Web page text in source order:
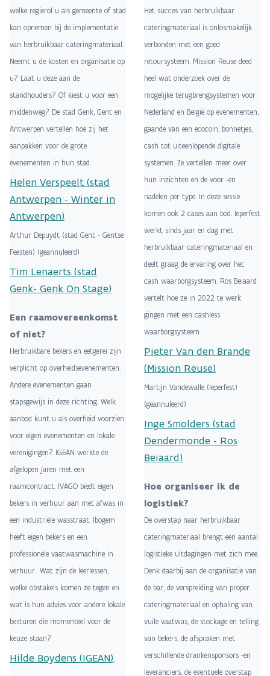
welke regierol u als gemeente of stad
kan opnemen bij de implementatie
van herbruikbaar cateringmateriaal.
Neemt u de kosten en organisatie op
u? Laat u deze aan de
standhouders? Of kiest u voor een
middenweg? De stad Genk, Gent en
Antwerpen vertellen hoe zij het
aanpakken voor de grote
evenementen in hun stad.
Helen Verspeelt (stad
Antwerpen - Winter in
Antwerpen)
Arthur Depuydt (stad Gent - Gentse
Feesten) (geannuleerd)
Tim Lenaerts (stad
Genk- Genk On Stage)
Een raamovereenkomst
of niet?
Herbruikbare bekers en eetgerei zijn
verplicht op overheidsevenementen.
Andere evenementen gaan
stapsgewijs in deze richting. Welk
aanbod kunt u als overheid voorzien
voor eigen evenementen en lokale
verenigingen? IGEAN werkte de
afgelopen jaren met een
raamcontract. IVAGO biedt eigen
bekers in verhuur aan met afwas in
een industriële wasstraat. Ibogem
heeft eigen bekers en een
professionele vaatwasmachine in
verhuur.. Wat zijn de leerlessen,
welke obstakels komen ze tegen en
wat is hun advies voor andere lokale
besturen die momenteel voor de
keuze staan?
Hilde Boydens (IGEAN)
Het succes van herbruikbaar
cateringmateriaal is onlosmakelijk
verbonden met een goed
retoursysteem. Mission Reuse deed
heel wat onderzoek over de
mogelijke terugbrengsystemen voor
Nederland en België op evenementen,
gaande van een ecocoin, bonnetjes,
cash tot uiteenlopende digitale
systemen. Ze vertellen meer over
hun inzichten en de voor -en
nadelen per type. In deze sessie
komen ook 2 cases aan bod. Ieperfest
werkt sinds jaar en dag met
herbruikbaar cateringmateriaal en
deelt graag de ervaring over het
cash waarborgsysteem. Ros Beiaard
vertelt hoe ze in 2022 te werk
gingen met een cashless
waarborgsysteem.
Pieter Van den Brande
(Mission Reuse)
Martijn Vandewalle (Ieperfest)
(geannuleerd)
Inge Smolders (stad
Dendermonde - Ros
Beiaard)
Hoe organiseer ik de
logistiek?
De overstap naar herbruikbaar
cateringmateriaal brengt een aantal
logistieke uitdagingen met zich mee.
Denk daarbij aan de organisatie van
de bar, de verspreiding van proper
cateringmateriaal en ophaling van
vuile vaatwas, de stockage en telling
van bekers, de afspraken met
verschillende drankensponsors -en
leveranciers, de eventuele overstap